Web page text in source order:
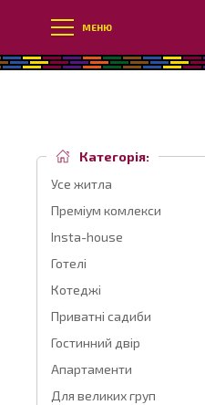
МЕНЮ
Категорія:
Усе житла
Преміум комлекси
Insta-house
Готелі
Котеджі
Приватні садиби
Гостинний двір
Апартаменти
Для великих груп